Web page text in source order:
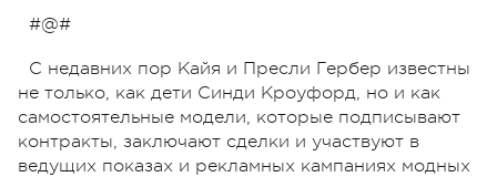
#@#
С недавних пор Кайя и Пресли Гербер известны
не только, как дети Синди Кроуфорд, но и как
самостоятельные модели, которые подписывают
контракты, заключают сделки и участвуют в
ведущих показах и рекламных кампаниях модных